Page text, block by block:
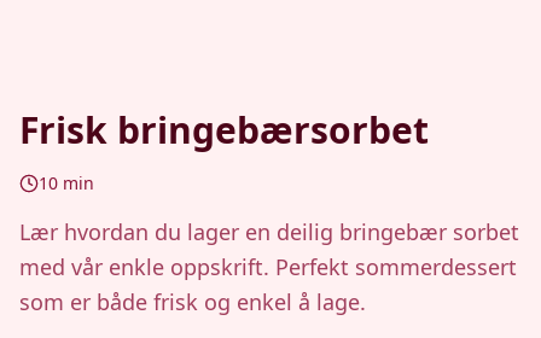
Frisk bringebærsorbet
10 min
Lær hvordan du lager en deilig bringebær sorbet
med vår enkle oppskrift. Perfekt sommerdessert
som er både frisk og enkel å lage.